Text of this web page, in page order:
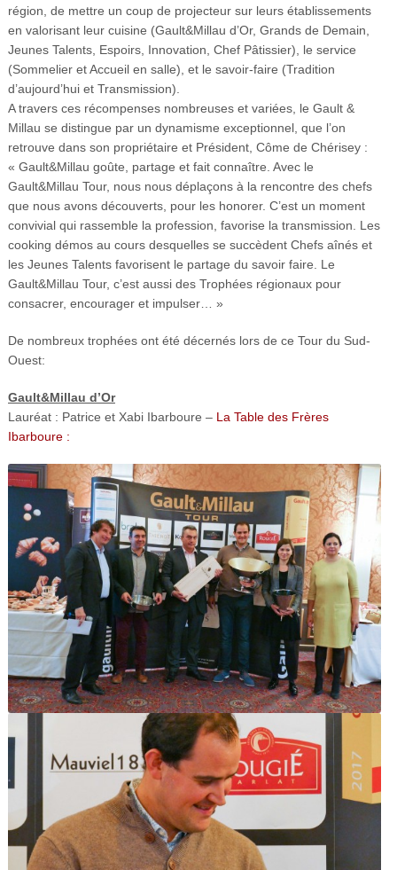
région, de mettre un coup de projecteur sur leurs établissements
en valorisant leur cuisine (Gault&Millau d’Or, Grands de Demain,
Jeunes Talents, Espoirs, Innovation, Chef Pâtissier), le service
(Sommelier et Accueil en salle), et le savoir-faire (Tradition
d’aujourd’hui et Transmission).
A travers ces récompensesnombreuses et variées, le Gault &
Millau se distingue par un dynamisme exceptionnel, que l’on
retrouve dans son propriétaire et Président, Côme de Chérisey :
« Gault&Millau goûte, partage et fait connaître. Avec le
Gault&Millau Tour, nous nous déplaçons à la rencontre des chefs
que nous avons découverts, pour les honorer. C’est un moment
convivial qui rassemble la profession, favorise la transmission. Les
cooking démos au cours desquelles se succèdent Chefs aînés et
les Jeunes Talents favorisent le partage du savoir faire. Le
Gault&Millau Tour, c’est aussi des Trophées régionaux pour
consacrer, encourager et impulser… »
De nombreux trophées ont été décernés lors de ce Tour du Sud-
Ouest:
Gault&Millau d’Or
Lauréat : Patrice et Xabi Ibarboure – La Table des Frères
Ibarboure :